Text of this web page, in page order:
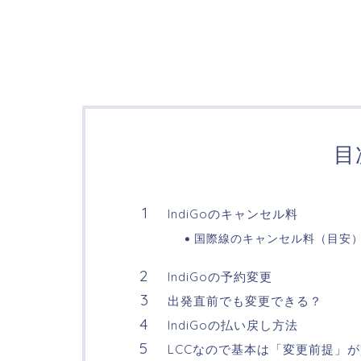
目
IndiGoのキャンセル料
国際線のキャンセル料（目安）
IndiGoの予約変更
出発直前でも変更できる？
IndiGoの払い戻し方法
LCCなので基本は「変更前提」